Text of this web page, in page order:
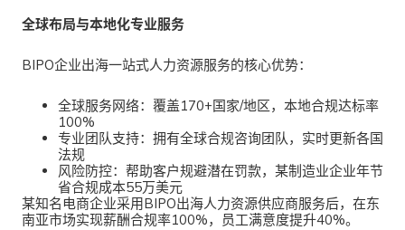
全球布局与本地化专业服务
BIPO企业出海一站式人力资源服务的核心优势：
全球服务网络：覆盖170+国家/地区，本地合规达标率
100%
专业团队支持：拥有全球合规咨询团队，实时更新各国
法规
风险防控：帮助客户规避潜在罚款，某制造业企业年节
省合规成本55万美元
某知名电商企业采用BIPO出海人力资源供应商服务后，在东
南亚市场实现薪酬合规率100%，员工满意度提升40%。